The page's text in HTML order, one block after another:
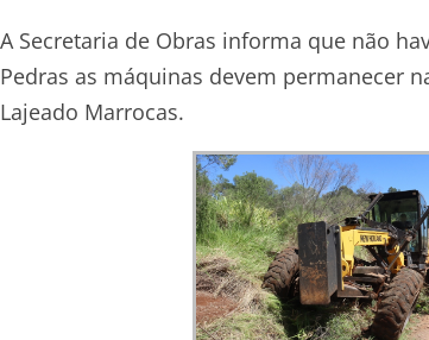
A Secretaria de Obras informa que não
Pedras as máquinas devem permanecer
Lajeado Marrocas.